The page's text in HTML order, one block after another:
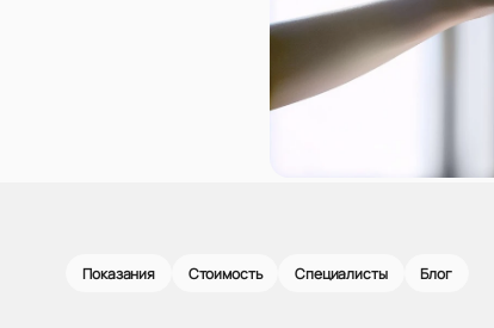
Показания Стоимость Специалисты Блог